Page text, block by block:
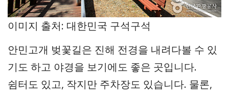
이미지 출처: 대한민국 구석구석
안민고개 벚꽃길은 진해 전경을 내려다볼 수 있
기도 하고 야경을 보기에도 좋은 곳입니다.
쉼터도 있고, 작지만 주차장도 있습니다. 물론,